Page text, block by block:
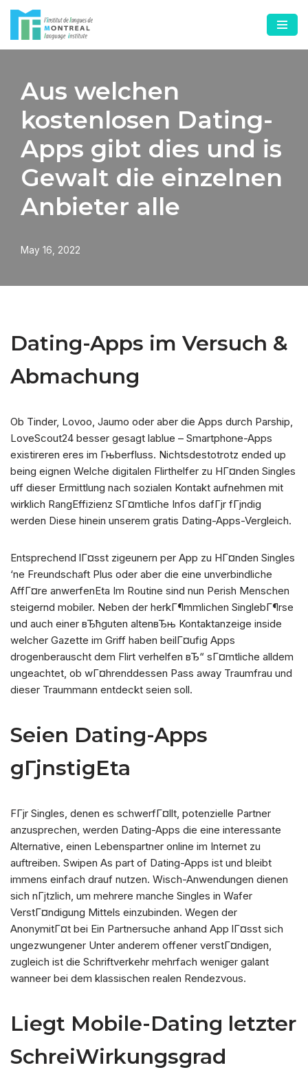
Skip
to
Aus welchen
kostenlosen Dating-
Apps gibt dies und is
Gewalt die einzelnen
Anbieter alle
May 16, 2022
Dating-Apps im Versuch &
Abmachung
Ob Tinder, Lovoo, Jaumo oder aber die Apps durch Parship,
LoveScout24 besser gesagt lablue – Smartphone-Apps
existireren eres im Гњberfluss. Nichtsdestotrotz ended up
being eignen Welche digitalen Flirthelfer zu HГ¤nden Singles
uff dieser Ermittlung nach sozialen Kontakt aufnehmen mit
wirklich RangEffizienz SГ¤mtliche Infos dafГјr fГјndig
werden Diese hinein unserem gratis Dating-Apps-Vergleich.
Entsprechend lГ¤sst zigeunern per App zu HГ¤nden Singles
‘ne Freundschaft Plus oder aber die eine unverbindliche
AffГ¤re anwerfenEta Im Routine sind nun Perish Menschen
steigernd mobiler. Neben der herkГ¶mmlichen SinglebГ¶rse
und auch einer вЂћguten altenвЂњ Kontaktanzeige inside
welcher Gazette im Griff haben beilГ¤ufig Apps
drogenberauscht dem Flirt verhelfen вЂ“ sГ¤mtliche alldem
ungeachtet, ob wГ¤hrenddessen Pass away Traumfrau und
dieser Traummann entdeckt seien soll.
Seien Dating-Apps
gГјnstigEta
FГјr Singles, denen es schwerfГ¤llt, potenzielle Partner
anzusprechen, werden Dating-Apps die eine interessante
Alternative, einen Lebenspartner online im Internet zu
auftreiben. Swipen As part of Dating-Apps ist und bleibt
immens einfach drauf nutzen. Wisch-Anwendungen dienen
sich nГјtzlich, um mehrere manche Singles in Wafer
VerstГ¤ndigung Mittels einzubinden. Wegen der
AnonymitГ¤t bei Ein Partnersuche anhand App lГ¤sst sich
ungezwungener Unter anderem offener verstГ¤ndigen,
zugleich ist die Schriftverkehr mehrfach weniger galant
wanneer bei dem klassischen realen Rendezvous.
Liegt Mobile-Dating letzter
SchreiWirkungsgrad